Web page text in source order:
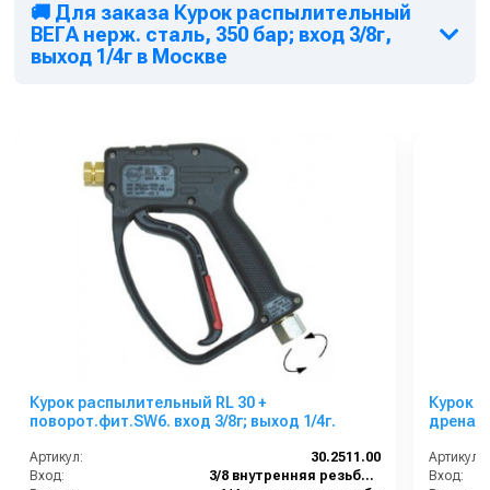
🚚 Для заказа Курок распылительный
ВЕГА нерж. сталь, 350 бар; вход 3/8г,
выход 1/4г в Москве
Курок распылительный RL 30 +
поворот.фит.SW6. вход 3/8г; выход 1/4г.
Артикул:
30.2511.00
Вход:
3/8 внутренняя резьба вращающаяся
Курок
дренажом RL 37 +
Артикул:
Вход: